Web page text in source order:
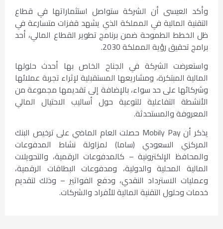
وأكد العيسى أن الشركة ستواصل استثماراتها في قطاع
التقنية المالية في المملكة الذي يشهد قفزات متسارعة في
ظل الخطط الطموحة ضمن برنامج تطوير القطاع المالي، أحد
برامج تحقيق رؤية المملكة 2030.
واستعرضت الشركة في الجناح الخاص بها أحدث حلولها
المالية المبتكرة، ومشاريعها المستقبلية لإثراء تجربة عملائها
وشركائها على حد سواء، بالإضافة إلى تقديمها مجموعة من
الأنشطة التفاعلية للتوعية حول أساليب الاحتيال المالي
المعروفة والمستحدثة.
يذكر أن Mobily Pay حصلت العام الماضي على ترخيص البنك
المركزي السعودي (ساما) لمزاولة نشاط المدفوعات
والمحافظ الإلكترونية – كالمدفوعات الرقمية، والتحويلات
المالية المحلية والدولية، ومدفوعات البطاقات الرقمية،
وعمليات الاسترداد النقدي، ودفع الفواتير – وذلك لتقديم
خدمات وحلول التقنية المالية للأفراد والشركات.